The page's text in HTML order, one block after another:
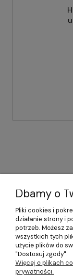
Dbamy o
Pliki cookies i
działanie strony i
potrzeb. Możesz
wszystkich tych
użycie plików do
"Dostosuj zgody".
Więcej o plikach
prywatności.